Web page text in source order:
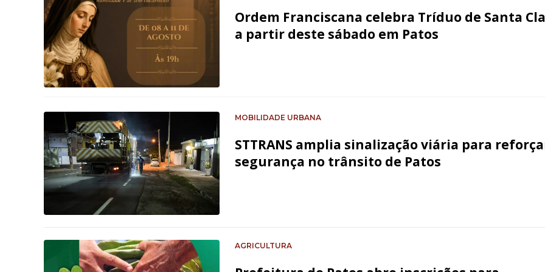
Ordem Franciscana celebra Tríduo de Santa
a partir deste sábado em Patos
MOBILIDADE URBANA
STTRANS amplia sinalização viária para
segurança no trânsito de Patos
AGRICULTURA